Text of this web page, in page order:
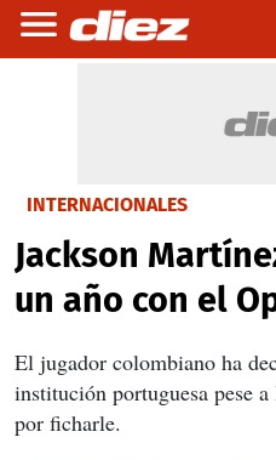
INTERNACIONALES
Jackson
un año con el
El jugador colombiano ha
institución portuguesa pese
por ficharle.